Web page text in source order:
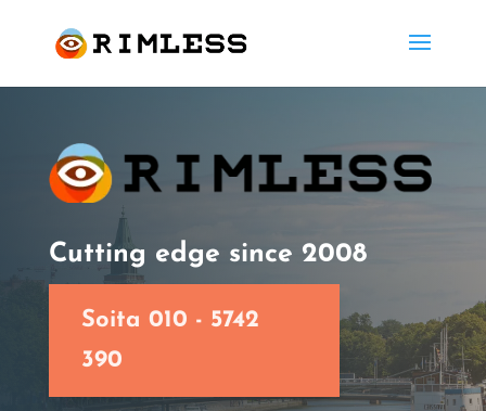
Cutting edge since 2008
Soita 010 - 5742
390